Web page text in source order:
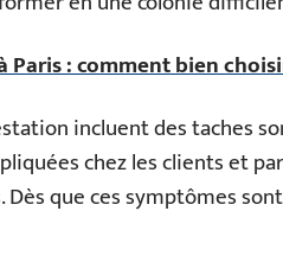
Paris : comment bien
incluent des taches
chez les clients et
que ces symptômes